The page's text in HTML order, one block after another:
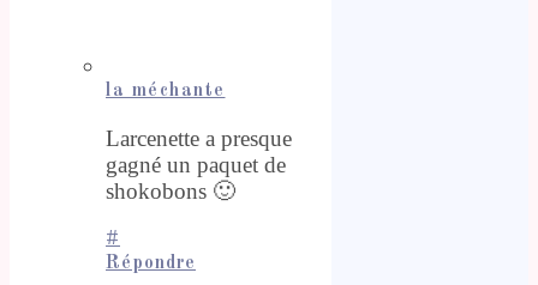
la méchante
Larcenette a presque
gagné un paquet de
shokobons 🙂
#
Répondre